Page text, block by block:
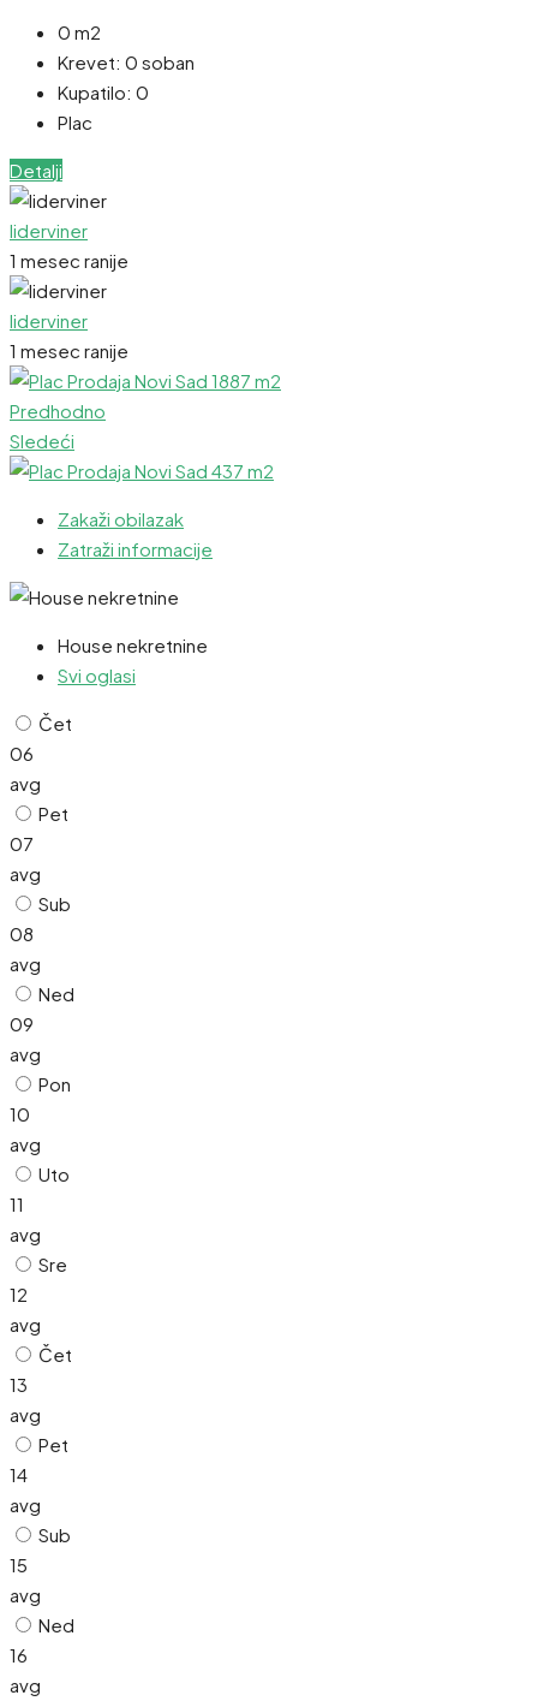
0 m2
Krevet: 0 soban
Kupatilo: 0
Plac
Detalji
liderviner
1 mesec ranije
liderviner
1 mesec ranije
Predhodno
Sledeći
Zakaži obilazak
Zatraži informacije
House nekretnine
Svi oglasi
Čet
06
avg
Pet
07
avg
Sub
08
avg
Ned
09
avg
Pon
10
avg
Uto
11
avg
Sre
12
avg
Čet
13
avg
Pet
14
avg
Sub
15
avg
Ned
16
avg